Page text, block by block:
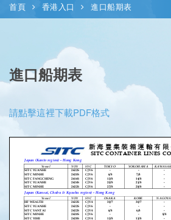
首頁 香港入口 進口船期表
進口船期表
請點擊這裡下載PDF格式